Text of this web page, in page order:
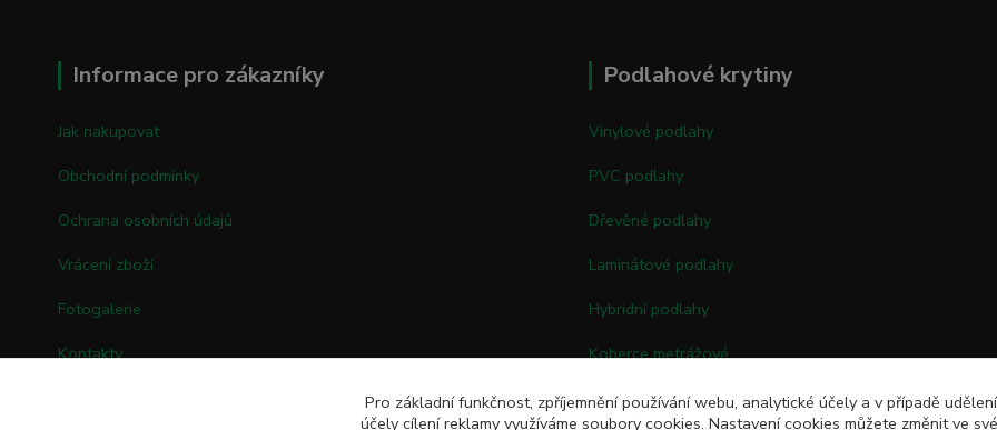
Informace pro zákazníky
Jak nakupovat
Obchodní podmínky
Ochrana osobních údajů
Vrácení zboží
Fotogalerie
Kontakty
Podlahové krytiny
Vinylové podlahy
PVC podlahy
Dřevěné podlahy
Laminátové podlahy
Hybridní podlahy
Koberce metrážové
Kobercové čtverce
Pro základní funkčnost, zpříjemnění používání webu, analytické účely a v případě
účely cílení reklamy využíváme soubory cookies. Nastavení cookies můžete změnit ve